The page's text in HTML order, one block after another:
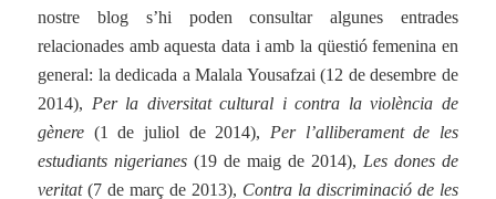
nostre blog s’hi poden consultar algunes entrades
relacionades amb aquesta data i amb la qüestió femenina en
general: la dedicada a Malala Yousafzai (12 de desembre de
2014), Per la diversitat cultural i contra la violència de
gènere (1 de juliol de 2014), Per l’alliberament de les
estudiants nigerianes(19 de maig de 2014), Les dones de
veritat(7 de març de 2013), Contra la discriminació de les